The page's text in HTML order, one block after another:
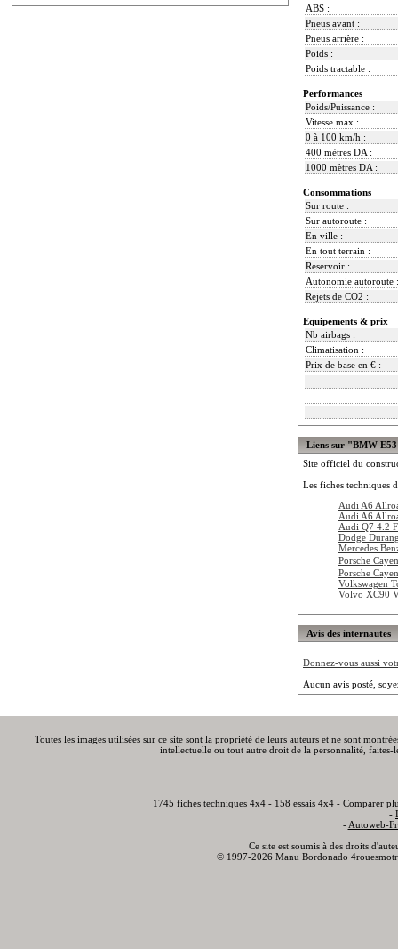
ABS :
Pneus avant :
Pneus arrière :
Poids :
Poids tractable :
Performances
Poids/Puissance :
Vitesse max :
0 à 100 km/h :
400 mètres DA :
1000 mètres DA :
Consommations
Sur route :
Sur autoroute :
En ville :
En tout terrain :
Reservoir :
Autonomie autoroute :
Rejets de CO2 :
Equipements & prix
Nb airbags :
Climatisation :
Prix de base en € :
Liens sur "BMW
Site officiel du
Les fiches techniques
Audi A6
Audi A6
Audi Q7 4.2
Dodge
Mercedes
Porsche
Porsche
Volkswagen
Volvo XC90
Avis des internautes
Donnez-vous aussi
Aucun avis posté,
Toutes les images utilisées sur ce site sont la propriété de leurs auteurs et ne sont
intellectuelle ou tout autre droit de la personnalité,
1745 fiches techniques 4x4 - 158 essais 4x4 - Comparer
-
- Autoweb-
Ce site est soumis à des droits
© 1997-2026 Manu Bordonado